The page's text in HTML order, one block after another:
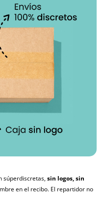
súperdiscretas,sin logos, sin
en el recibo. El repartidor no